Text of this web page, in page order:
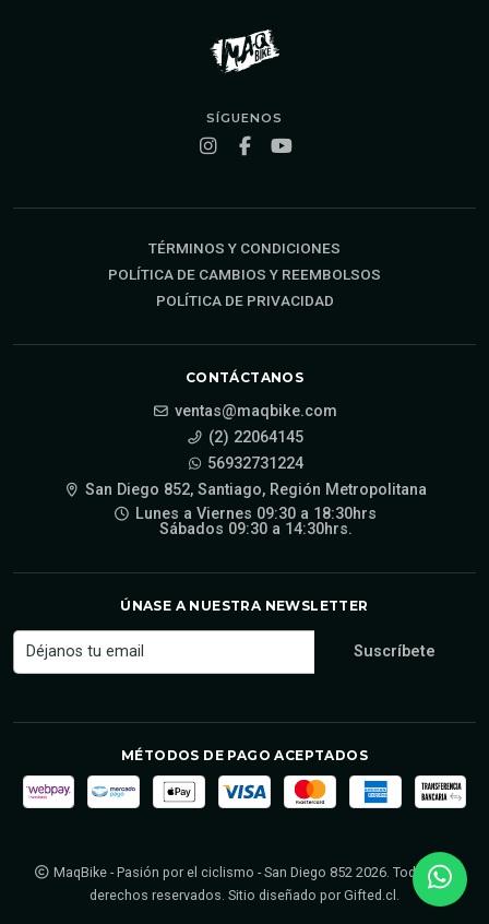
SÍGUENOS
TÉRMINOS Y CONDICIONES
POLÍTICA DE CAMBIOS Y REEMBOLSOS
POLÍTICA DE PRIVACIDAD
CONTÁCTANOS
ventas@maqbike.com
(2) 22064145
56932731224
San Diego 852, Santiago, Región Metropolitana
Lunes a Viernes 09:30 a 18:30hrs
Sábados 09:30 a 14:30hrs.
ÚNASE A NUESTRA NEWSLETTER
MÉTODOS DE PAGO ACEPTADOS
MaqBike - Pasión por el ciclismo - San Diego 852 2026. Todos los
derechos reservados. Sitio diseñado por Gifted.cl